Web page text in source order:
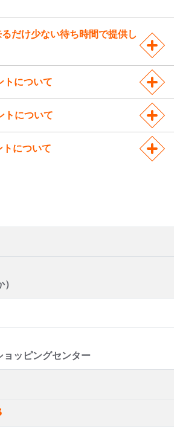
だけ少ない待ち時間で提供し
トについて
トについて
について
ョッピングセンター